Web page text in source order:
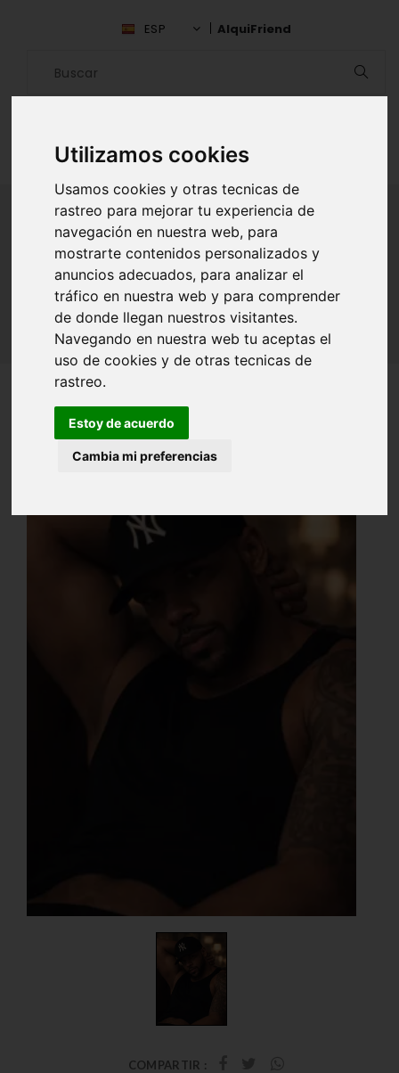
Utilizamos cookies
Usamos cookies y otras tecnicas de
rastreo para mejorar tu experiencia de
navegación en nuestra web, para
mostrarte contenidos personalizados y
anuncios adecuados, para analizar el
tráfico en nuestra web y para comprender
de donde llegan nuestros visitantes.
Navegando en nuestra web tu aceptas el
uso de cookies y de otras tecnicas de
rastreo.
Estoy de acuerdo
Cambia mi preferencias
ESP AlquiFriend
ALQUILAR AMIGO
Inicio Amigos Madrid Edinson Rondon
COMPARTIR :